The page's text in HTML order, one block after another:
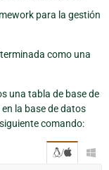
para la gestión
como una
una tabla de base de
la base de datos
comando:
/ 